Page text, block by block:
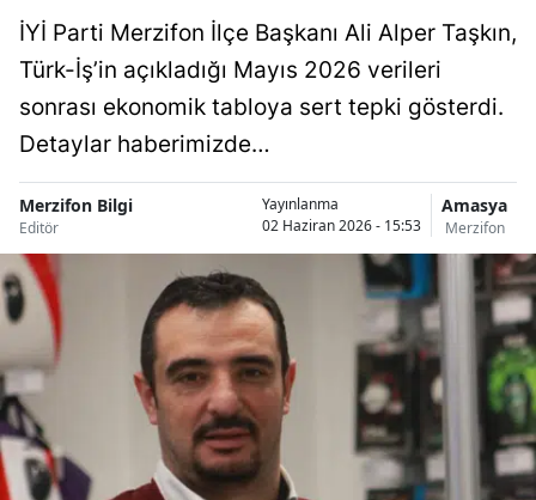
İYİ Parti Merzifon İlçe Başkanı Ali Alper Taşkın,
Türk-İş’in açıkladığı Mayıs 2026 verileri
sonrası ekonomik tabloya sert tepki gösterdi.
Detaylar haberimizde…
Merzifon Bilgi
Editör
Yayınlanma
02 Haziran 2026 - 15:53
Amasya
Merzifon